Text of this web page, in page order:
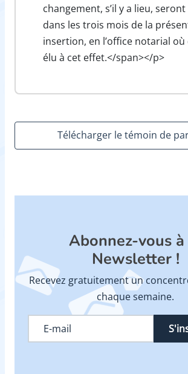
changement, s’il y a lieu,
dans les trois mois de la
insertion, en l’office notarial
élu à cet effet.</span></p>
Télécharger le témoin de
Abonnez-vous
Newsletter !
Recevez gratuitement un
chaque semaine.